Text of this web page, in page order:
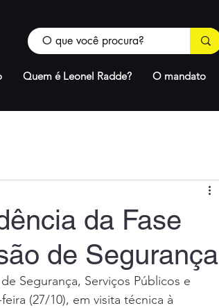
Quem é Leonel Radde? O mandato
da Fase
de Segurança
Segurança, Serviços Públicos e
(27/10), em visita técnica à